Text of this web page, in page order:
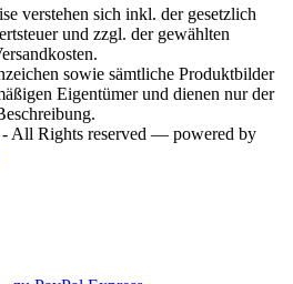
verstehen sich inkl. der gesetzlich
und zzgl. der gewählten
sowie sämtliche Produktbilder
Eigentümer und dienen nur der
All Rights reserved — powered by